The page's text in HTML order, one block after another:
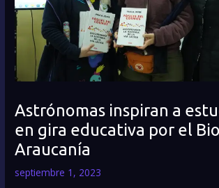
Astrónomas inspiran a
en gira educativa por el
Araucanía
septiembre 1, 2023